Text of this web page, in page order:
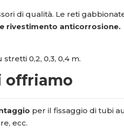
di qualità. Le reti
rivestimento anticorrosione.
0,2, 0,3, 0,4 m.
offriamo
per il fissaggio di tubi
ecc.